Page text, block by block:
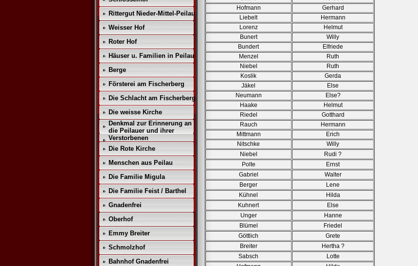
Rittergut Nieder-Mittel-Peilau
Weisser Hof
Roter Hof
Häuser u. Familien in Peilau
Berge
Försterei am Fischerberg
Die Schlacht am Fischerberg
Die weisse Kirche
Denkmal zur Erinnerung an
die Peilauer und ihrer
Verstorbenen
Die Rote Kirche
Menschen aus Peilau
Die Familie Migula
Die Familie Feist / Barthel
Gnadenfrei
Oberhof
Emmy Breiter
Schmolzhof
Bahnhof Gnadenfrei
Hofmann
Gerhard
Liebelt
Hermann
Lorenz
Helmut
Bunert
Willy
Bundert
Elfriede
Menzel
Ruth
Niebel
Ruth
Koslik
Gerda
Jäkel
Else
Neumann
Else?
Haake
Helmut
Riedel
Gotthard
Rauch
Hermann
Mittmann
Erich
Nitschke
Willy
Niebel
Rudi ?
Polte
Ernst
Gabriel
Walter
Berger
Lene
Kühnel
Hilda
Kuhnert
Else
Unger
Hanne
Blümel
Friedel
Göttlich
Grete
Breiter
Hertha ?
Sabsch
Lotte